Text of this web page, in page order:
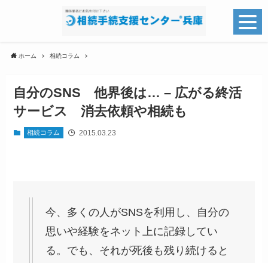
ホーム 相続コラム
自分のSNS 他界後は… – 広がる終活
サービス 消去依頼や相続も
相続コラム 2015.03.23
今、多くの人がSNSを利用し、自分の
思いや経験をネット上に記録してい
る。でも、それが死後も残り続けると